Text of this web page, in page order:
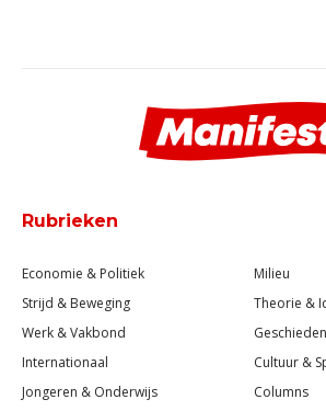
Rubrieken
Economie & Politiek
Strijd & Beweging
Werk & Vakbond
Internationaal
Jongeren & Onderwijs
Milieu
Theorie &
Cultuur &
Columns